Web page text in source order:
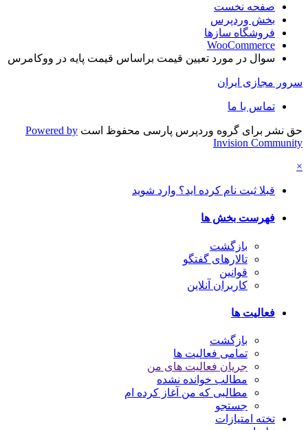
صفحه نخست
بخش وردپرس
فروشگاه سازها
WooCommerce
سوال در مورد تعیین قیمت براساس قیمت پایه در ووکامرس
سرور مجازی ایران
تماس با ما
حق نشر برای گروه وردپرس پارسی محفوظ است Powered by
Invision Community
×
قبلا ثبت نام کرده اید؟ وارد شوید
فهرست بخش ها
بازگشت
تالارهای گفتگو
قوانین
کاربران آنلاین
فعالیت ها
بازگشت
تمامی فعالیت ها
جریان فعالیت های من
مطالب خوانده نشده
مطالبی که من آغاز کرده ام
جستجو
تخته امتیازات